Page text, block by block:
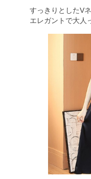
すっきりとしたV
エレガントで大人